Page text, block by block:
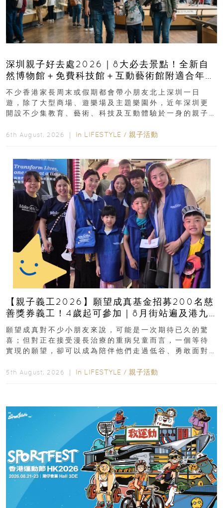
深圳親子好去處2026｜8大必去景點！全新自
然博物館＋免費科技館＋互動藝術館附適合年
齡、交通、門票、開放時間
不少香港家長周末或假期都會帶小朋友北上深圳一日
遊，除了大型商場、遊樂場及主題樂園外，近年深圳更
開設不少集教育、藝術、科技及互動體驗於一身的親子
6th August, 2026 ｜ In LIFESTYLE / 親子活動
【親子義工2026】願望成真基金招募200名慈
善獎券義工！4歲起可參加｜8月街站遍及港九
新界
願望成真對不少小朋友來說，可能是一次期待已久的驚
喜；但對正在接受漫長治療的重病兒童而言，一個等待
實現的願望，卻可以成為陪伴他們走過低谷、勇敢面對
5th August, 2026 ｜ In LIFESTYLE / 親子活動